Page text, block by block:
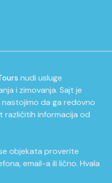
nudi usluge
i zimovanja. Sajt je
da ga redovno
različitih informacija od
objekata proverite
email-a ili lično. Hvala